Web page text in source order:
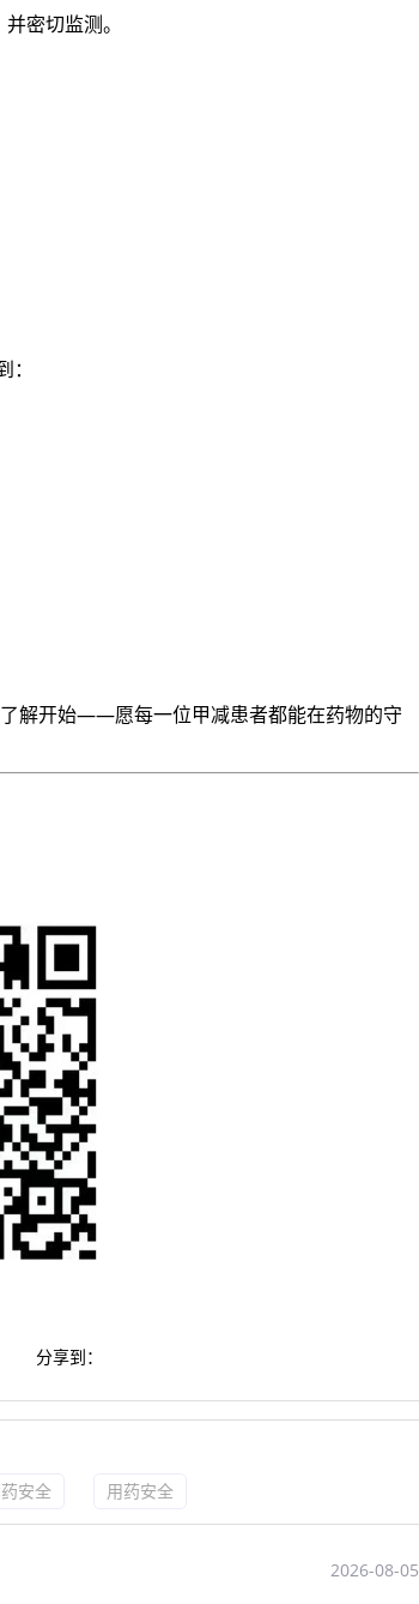
密切监测。
解开始——愿每一位甲减患者都能在药物的守
分享到：
安全 用药安全
2026-08-05